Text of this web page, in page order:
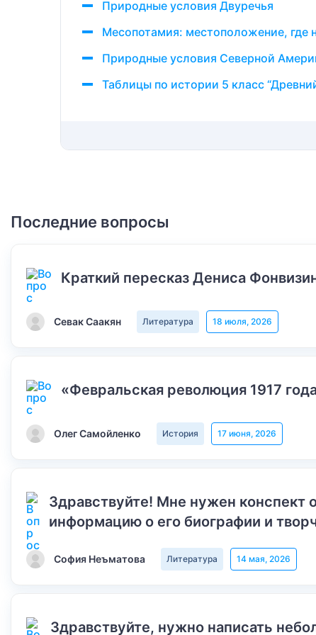
Природные условия Двуречья
Месопотамия: местоположение, где
Природные условия Северной
Таблицы по истории 5 класс
Последние вопросы
Краткий пересказ Дениса
Севак Саакян Литература 18 июля, 2026
«Февральская революция 1917
Олег Самойленко История 17 июня, 2026
Здравствуйте! Мне нужен
информацию о его биографии и
София Неъматова Литература 14 мая, 2026
Здравствуйте, нужно написать